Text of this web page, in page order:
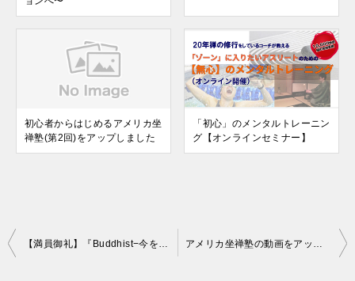
初心者からはじめるアメリカ坐
禅塾(第2回)をアップしました
「初心」のメンタルトレーニン
グ【オンラインセミナー】
投
【満員御礼】『Buddhist−今を生きようとする人たち−』上映会無事終了いたしました アメリカ坐禅塾の動画をアップしました